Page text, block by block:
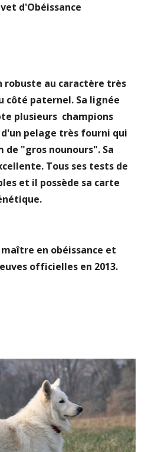
d'Obéissance
robuste au caractère très
côté paternel. Sa lignée
plusieurs champions
pelage très fourni qui
de "gros nounours". Sa
Tous ses tests de
et il possède sa carte
en obéissance et
officielles en 2013.